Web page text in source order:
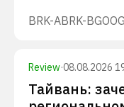
BRK-ABRK-BGOOG
Review·08.08.2026
Тайвань: